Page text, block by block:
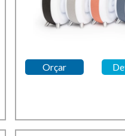
Orçar